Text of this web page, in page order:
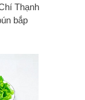
Thạnh
bắp